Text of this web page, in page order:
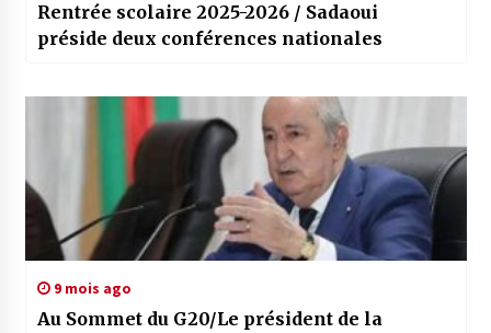
Rentrée scolaire 2025-2026 / Sadaoui
préside deux conférences nationales
9 mois ago
Au Sommet du G20/Le président de la